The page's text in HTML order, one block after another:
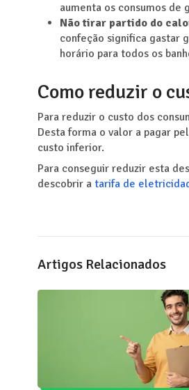
aumenta os consumos de
Não tirar partido do
confeção significa gastar
horário para todos os
Como reduzir o
Para reduzir o custo dos
Desta forma o valor a pagar
custo inferior.
Para conseguir reduzir esta
descobrir a tarifa de
Artigos Relacionados